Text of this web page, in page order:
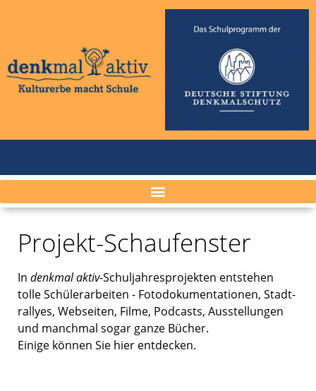
Projekt-Schaufenster
In denkmal aktiv-Schul­jah­res­pro­jek­ten entste­hen
tolle Schüler­ar­bei­ten - Fotodo­ku­men­ta­tio­nen, Stadt­
ral­lyes, Websei­ten, Filme, Podcasts, Ausstel­lun­gen
und manch­mal sogar ganze Bücher.
Einige können Sie hier entde­cken.